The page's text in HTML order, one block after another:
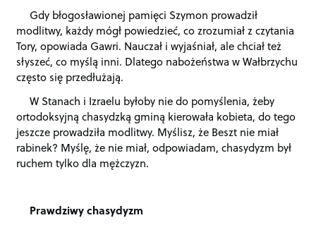
Gdy błogosławionej pamięci Szymon prowadził
modlitwy, każdy mógł powiedzieć, co zrozumiał z czytania
Tory, opowiada Gawri. Nauczał i wyjaśniał, ale chciał też
słyszeć, co myślą inni. Dlatego nabożeństwa w Wałbrzychu
często się przedłużają.
W Stanach i Izraelu byłoby nie do pomyślenia, żeby
ortodoksyjną chasydzką gminą kierowała kobieta, do tego
jeszcze prowadziła modlitwy. Myślisz, że Beszt nie miał
rabinek? Myślę, że nie miał, odpowiadam, chasydyzm był
ruchem tylko dla mężczyzn.
Prawdziwy chasydyzm